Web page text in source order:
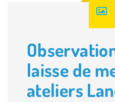
laisse de
ateliers